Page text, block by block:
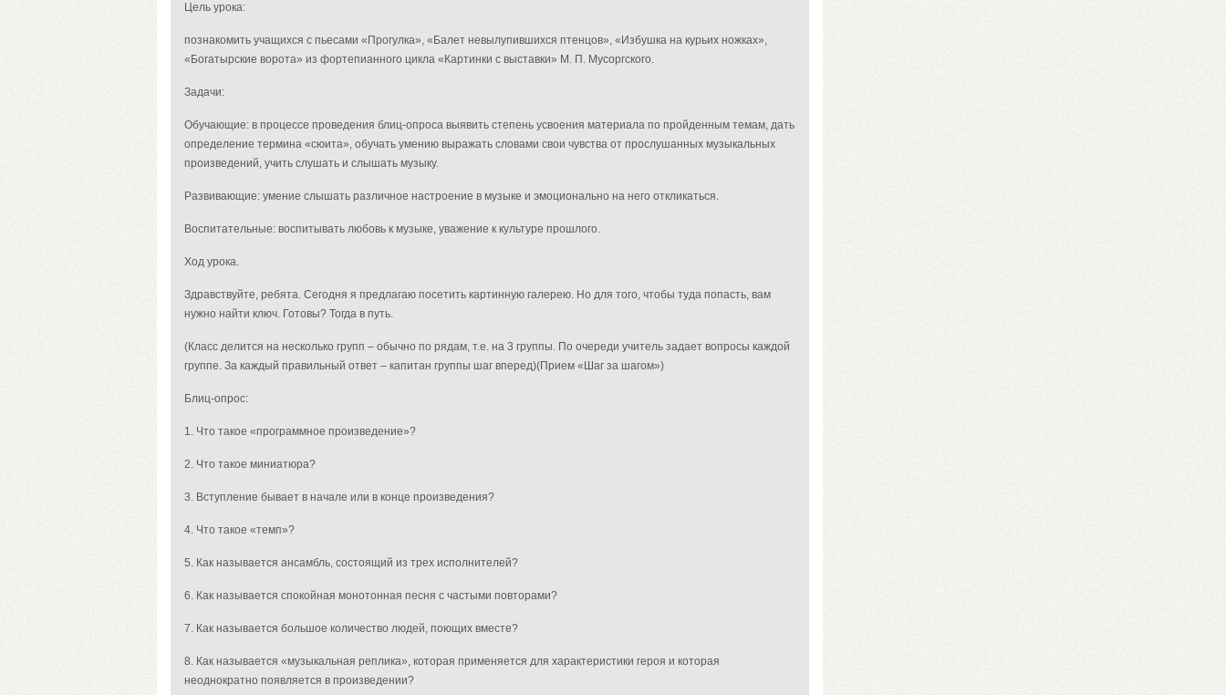
Цель урока:
познакомить учащихся с пьесами «Прогулка», «Балет невылупившихся птенцов», «Избушка на курьих ножках»,
«Богатырские ворота» из фортепианного цикла «Картинки с выставки» М. П. Мусоргского.
Задачи:
Обучающие: в процессе проведения блиц-опроса выявить степень усвоения материала по пройденным темам, дать
определение термина «сюита», обучать умению выражать словами свои чувства от прослушанных музыкальных
произведений, учить слушать и слышать музыку.
Развивающие: умение слышать различное настроение в музыке и эмоционально на него откликаться.
Воспитательные: воспитывать любовь к музыке, уважение к культуре прошлого.
Ход урока.
Здравствуйте, ребята. Сегодня я предлагаю посетить картинную галерею. Но для того, чтобы туда попасть, вам
нужно найти ключ. Готовы? Тогда в путь.
(Класс делится на несколько групп – обычно по рядам, т.е. на 3 группы. По очереди учитель задает вопросы каждой
группе. За каждый правильный ответ – капитан группы шаг вперед)(Прием «Шаг за шагом»)
Блиц-опрос:
1. Что такое «программное произведение»?
2. Что такое миниатюра?
3. Вступление бывает в начале или в конце произведения?
4. Что такое «темп»?
5. Как называется ансамбль, состоящий из трех исполнителей?
6. Как называется спокойная монотонная песня с частыми повторами?
7. Как называется большое количество людей, поющих вместе?
8. Как называется «музыкальная реплика», которая применяется для характеристики героя и которая
неоднократно появляется в произведении?